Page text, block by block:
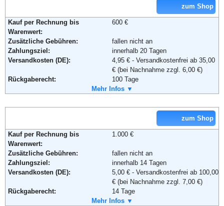
zum Shop
Kauf per Rechnung bis
Warenwert:
600 €
Zusätzliche Gebühren:
fallen nicht an
Zahlungsziel:
innerhalb 20 Tagen
Versandkosten (DE):
4,95 € - Versandkostenfrei ab 35,00
€ (bei Nachnahme zzgl. 6,00 €)
Rückgaberecht:
100 Tage
Ja
Lieferung in:
Adresse:
TREDEX GmbH
Tiroler Straße 13A
45659 Recklinghausen
Deutschland
Mehr Infos ▼
zum Shop
Kauf per Rechnung bis
Warenwert:
1.000 €
Zusätzliche Gebühren:
fallen nicht an
Zahlungsziel:
innerhalb 14 Tagen
Versandkosten (DE):
5,00 € - Versandkostenfrei ab 100,00
€ (bei Nachnahme zzgl. 7,00 €)
Rückgaberecht:
14 Tage
Ja
Mehr Infos ▼